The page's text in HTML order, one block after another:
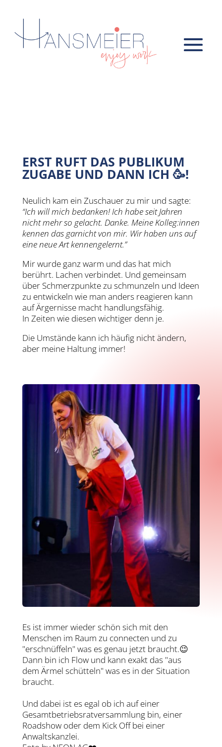
ERST RUFT DAS PUBLIKUM
ZUGABE UND DANN ICH 🥳!
Neulich kam ein Zuschauer zu mir und sagte:
“Ich will mich bedanken! Ich habe seit Jahren
nicht mehr so gelacht. Danke. Meine Kolleg:innen
kennen das garnicht von mir. Wir haben uns auf
eine neue Art kennengelernt.”
Mir wurde ganz warm und das hat mich
berührt. Lachen verbindet. Und gemeinsam
über Schmerzpunkte zu schmunzeln und Ideen
zu entwickeln wie man anders reagieren kann
auf Ärgernisse macht handlungsfähig.
In Zeiten wie diesen wichtiger denn je.
Die Umstände kann ich häufig nicht ändern,
aber meine Haltung immer!
Es ist immer wieder schön sich mit den
Menschen im Raum zu connecten und zu
"erschnüffeln" was es genau jetzt braucht.😉
Dann bin ich Flow und kann exakt das "aus
dem Ärmel schütteln" was es in der Situation
braucht.
Und dabei ist es egal ob ich auf einer
Gesamtbetriebsratversammlung bin, einer
Roadshow oder dem Kick Off bei einer
Anwaltskanzlei.